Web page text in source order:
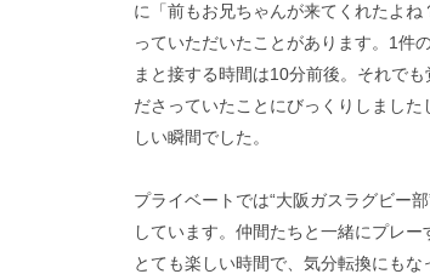
に「前もお兄ちゃんが来てくれたよね
っていただいたことがあります。1件
まと接する時間は10分前後。それでも
ださっていたことにびっくりしました
しい瞬間でした。
プライベートでは“大阪ガスラグビー部
しています。仲間たちと一緒にプレー
とても楽しい時間で、気分転換にもな